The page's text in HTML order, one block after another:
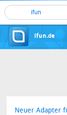
ifun
ifun.de
Neuer Adapter